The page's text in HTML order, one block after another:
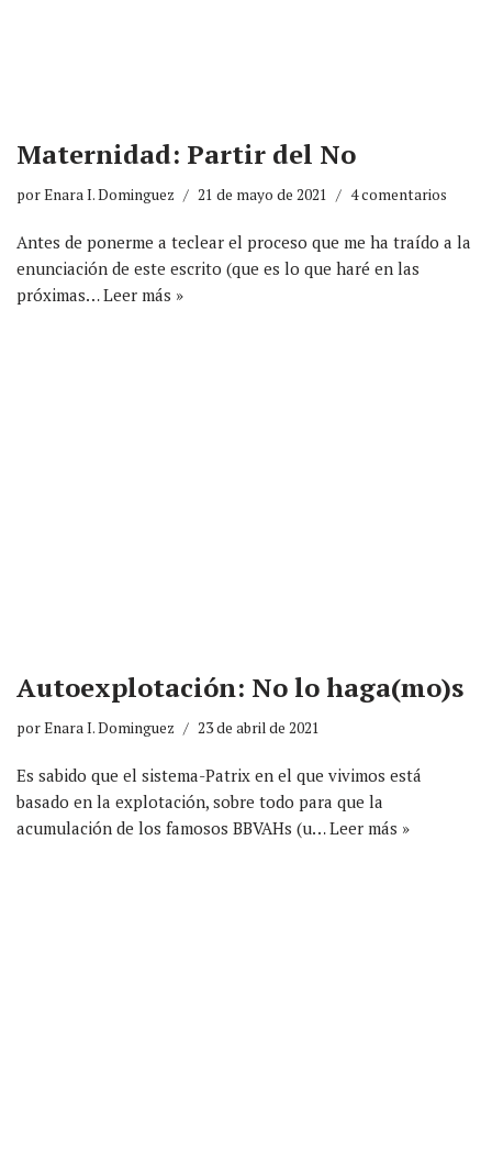
Maternidad: Partir del No
porEnara I. Dominguez 21 de mayo de 2021 4 comentarios
Antes de ponerme a teclear el proceso que me ha traído a la
enunciación de este escrito (que es lo que haré en las
próximas…Leer más »
Autoexplotación: No lo haga(mo)s
porEnara I. Dominguez 23 de abril de 2021
Es sabido que el sistema-Patrix en el que vivimos está
basado en la explotación, sobre todo para que la
acumulación de los famosos BBVAHs (u…Leer más »